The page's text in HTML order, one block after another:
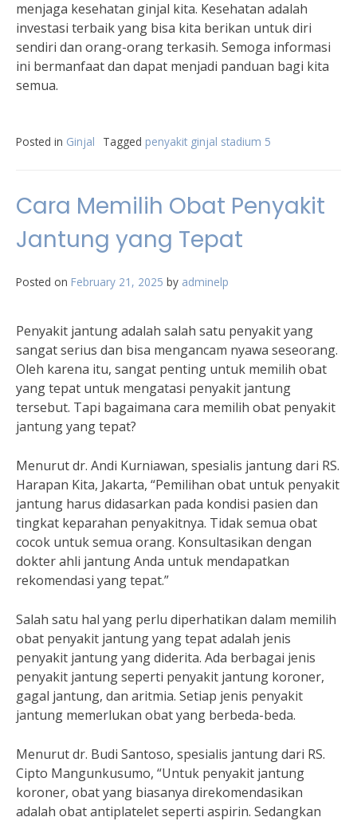
menjaga kesehatan ginjal kita. Kesehatan adalah
investasi terbaik yang bisa kita berikan untuk diri
sendiri dan orang-orang terkasih. Semoga informasi
ini bermanfaat dan dapat menjadi panduan bagi kita
semua.
Posted in Ginjal Tagged penyakit ginjal stadium 5
Cara Memilih Obat Penyakit
Jantung yang Tepat
Posted on February 21, 2025 by adminelp
Penyakit jantung adalah salah satu penyakit yang
sangat serius dan bisa mengancam nyawa seseorang.
Oleh karena itu, sangat penting untuk memilih obat
yang tepat untuk mengatasi penyakit jantung
tersebut. Tapi bagaimana cara memilih obat penyakit
jantung yang tepat?
Menurut dr. Andi Kurniawan, spesialis jantung dari RS.
Harapan Kita, Jakarta, “Pemilihan obat untuk penyakit
jantung harus didasarkan pada kondisi pasien dan
tingkat keparahan penyakitnya. Tidak semua obat
cocok untuk semua orang. Konsultasikan dengan
dokter ahli jantung Anda untuk mendapatkan
rekomendasi yang tepat.”
Salah satu hal yang perlu diperhatikan dalam memilih
obat penyakit jantung yang tepat adalah jenis
penyakit jantung yang diderita. Ada berbagai jenis
penyakit jantung seperti penyakit jantung koroner,
gagal jantung, dan aritmia. Setiap jenis penyakit
jantung memerlukan obat yang berbeda-beda.
Menurut dr. Budi Santoso, spesialis jantung dari RS.
Cipto Mangunkusumo, “Untuk penyakit jantung
koroner, obat yang biasanya direkomendasikan
adalah obat antiplatelet seperti aspirin. Sedangkan